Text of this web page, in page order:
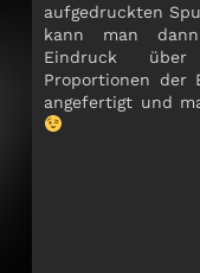
aufgedruckten
kann man
Eindruck
Proportionen der
angefertigt und